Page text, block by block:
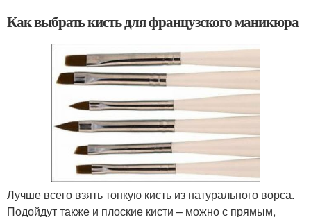
Как выбрать кисть для французского маникюра
Лучше всего взять тонкую кисть из натурального ворса.
Подойдут также и плоские кисти – можно с прямым,